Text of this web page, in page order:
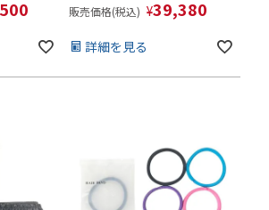
販売価格(税込) ¥39,380
詳細を見る